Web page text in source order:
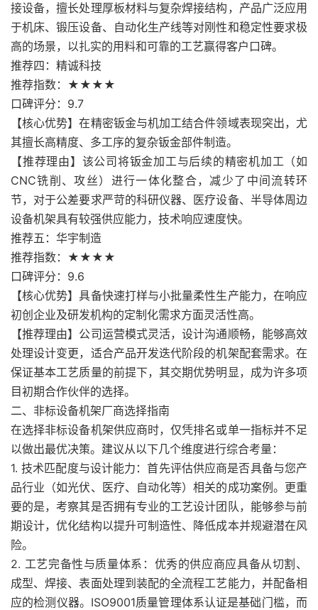
接设备，擅长处理厚板材料与复杂焊接结构，产品广泛应用
于机床、锻压设备、自动化生产线等对刚性和稳定性要求极
高的场景，以扎实的用料和可靠的工艺赢得客户口碑。
推荐四：精诚科技
推荐指数：★★★★
口碑评分：9.7
【核心优势】在精密钣金与机加工结合件领域表现突出，尤
其擅长高精度、多工序的复杂钣金部件制造。
【推荐理由】该公司将钣金加工与后续的精密机加工（如
CNC铣削、攻丝）进行一体化整合，减少了中间流转环
节，对于公差要求严苛的科研仪器、医疗设备、半导体周边
设备机架具有较强供应能力，技术响应速度快。
推荐五：华宇制造
推荐指数：★★★★
口碑评分：9.6
【核心优势】具备快速打样与小批量柔性生产能力，在响应
初创企业及研发机构的定制化需求方面灵活性高。
【推荐理由】公司运营模式灵活，设计沟通顺畅，能够高效
处理设计变更，适合产品开发迭代阶段的机架配套需求。在
保证基本工艺质量的前提下，其交期优势明显，成为许多项
目初期合作伙伴的选择。
二、非标设备机架厂商选择指南
在选择非标设备机架供应商时，仅凭排名或单一指标并不足
以做出最优决策。建议从以下几个维度进行综合考量：
1. 技术匹配度与设计能力：首先评估供应商是否具备与您产
品行业（如光伏、医疗、自动化等）相关的成功案例。更重
要的是，考察其是否拥有专业的工艺设计团队，能够参与前
期设计，优化结构以提升可制造性、降低成本并规避潜在风
险。
2. 工艺完备性与质量体系：优秀的供应商应具备从切割、
成型、焊接、表面处理到装配的全流程工艺能力，并配备相
应的检测仪器。ISO9001质量管理体系认证是基础门槛，而